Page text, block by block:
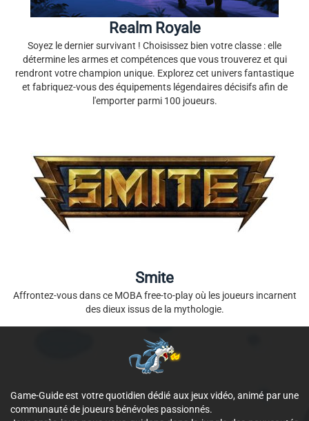
Realm Royale
Soyez le dernier survivant ! Choisissez bien votre classe : elle
détermine les armes et compétences que vous trouverez et qui
rendront votre champion unique. Explorez cet univers fantastique
et fabriquez-vous des équipements légendaires décisifs afin de
l'emporter parmi 100 joueurs.
Smite
Affrontez-vous dans ce MOBA free-to-play où les joueurs incarnent
des dieux issus de la mythologie.
Game-Guide est votre quotidien dédié aux jeux vidéo, animé par une
communauté de joueurs bénévoles passionnés.